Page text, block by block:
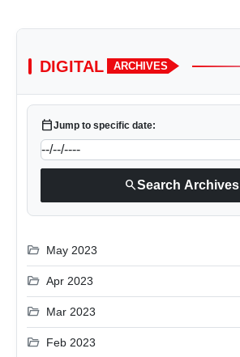
DIGITAL ARCHIVES
calendar_todayJump to specific date:
searchSearch Archives
folder_open May 2023
folder_open Apr 2023
folder_open Mar 2023
folder_open Feb 2023